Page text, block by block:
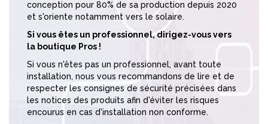
conception pour 80% de sa production depuis 2020
et s'oriente notamment vers le solaire.
Si vous êtes un professionnel, dirigez-vous vers
la boutique Pros !
Si vous n'êtes pas un professionnel, avant toute
installation, nous vous recommandons de lire et de
respecter les consignes de sécurité précisées dans
les notices des produits afin d'éviter les risques
encourus en cas d'installation non conforme.